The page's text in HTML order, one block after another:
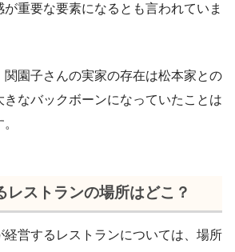
重要な要素になるとも言われていま
関園子さんの実家の存在は松本家との
なバックボーンになっていたことは
レストランの場所はどこ？
経営するレストランについては、場所